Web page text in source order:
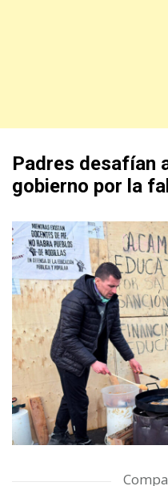
Padres desafían
gobierno por la